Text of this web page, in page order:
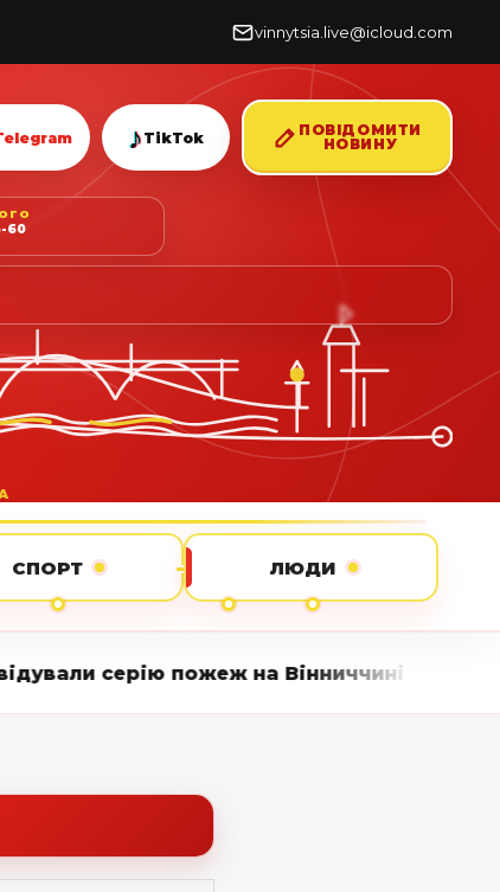
vinnytsia.live@icloud.com
♪ TikTok
ПОВІДОМИТИ
НОВИНУ
60
СПОРТ ЛЮДИ
на Вінниччині • Вінниця LIVE